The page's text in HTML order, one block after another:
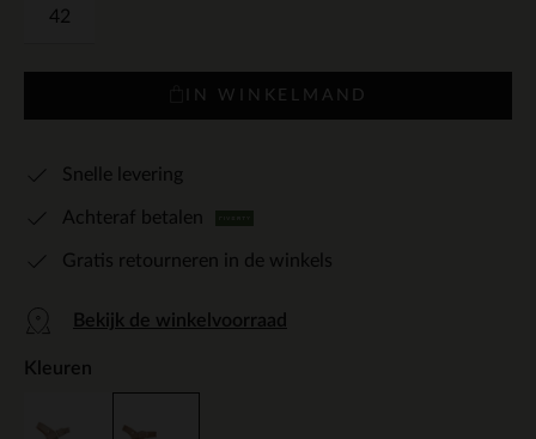
42
IN WINKELMAND
Snelle levering
Achteraf betalen
Gratis retourneren in de winkels
Bekijk de winkelvoorraad
Kleuren